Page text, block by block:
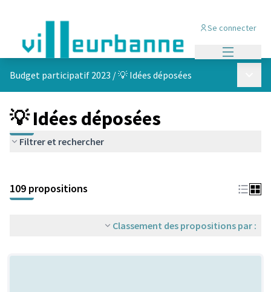
Se connecter
Budget participatif 2023 /💡 Idées déposées
💡 Idées déposées
Filtrer et rechercher
+
−
109 propositions
Classement des propositions par :